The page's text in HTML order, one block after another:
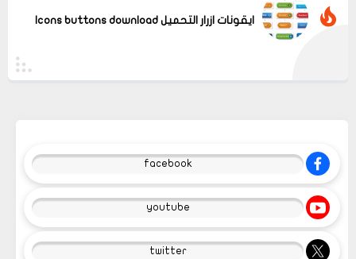
ايقونات ازرار التحميل Icons buttons download
facebook
youtube
twitter